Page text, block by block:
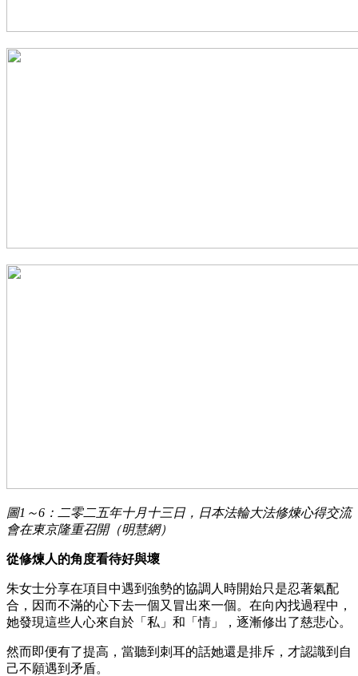
圖1～6：二零二五年十月十三日，日本法輪大法修煉心得交流
會在東京隆重召開（明慧網）
從修煉人的角度看待好與壞
朱女士分享在項目中遇到強勢的協調人時開始只是忍著氣配
合，因而不滿的心下去一個又冒出來一個。在向內找過程中，
她發現這些人心來自於「私」和「情」，逐漸修出了慈悲心。
然而即便有了提高，當聽到刺耳的話她還是排斥，才認識到自
己不願遇到矛盾。